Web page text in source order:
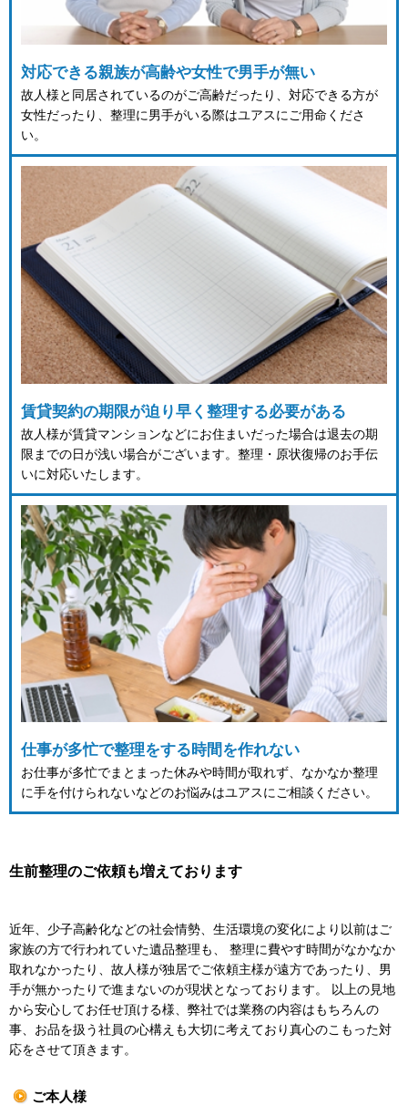
対応できる親族が高齢や女性で男手が無い
故人様と同居されているのがご高齢だったり、対応できる方が
女性だったり、整理に男手がいる際はユアスにご用命くださ
い。
賃貸契約の期限が迫り早く整理する必要がある
故人様が賃貸マンションなどにお住まいだった場合は退去の期
限までの日が浅い場合がございます。整理・原状復帰のお手伝
いに対応いたします。
仕事が多忙で整理をする時間を作れない
お仕事が多忙でまとまった休みや時間が取れず、なかなか整理
に手を付けられないなどのお悩みはユアスにご相談ください。
生前整理のご依頼も増えております
近年、少子高齢化などの社会情勢、生活環境の変化により以前はご
家族の方で行われていた遺品整理も、 整理に費やす時間がなかなか
取れなかったり、故人様が独居でご依頼主様が遠方であったり、男
手が無かったりで進まないのが現状となっております。 以上の見地
から安心してお任せ頂ける様、弊社では業務の内容はもちろんの
事、お品を扱う社員の心構えも大切に考えており真心のこもった対
応をさせて頂きます。
ご本人様